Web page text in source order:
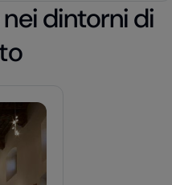
dintorni di